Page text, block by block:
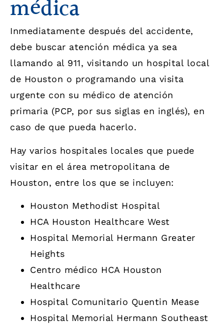
médica
Inmediatamente después del accidente,
debe buscar atención médica ya sea
llamando al 911, visitando un hospital local
de Houston o programando una visita
urgente con su médico de atención
primaria (PCP, por sus siglas en inglés), en
caso de que pueda hacerlo.
Hay varios hospitales locales que puede
visitar en el área metropolitana de
Houston, entre los que se incluyen:
Houston Methodist Hospital
HCA Houston Healthcare West
Hospital Memorial Hermann Greater
Heights
Centro médico HCA Houston
Healthcare
Hospital Comunitario Quentin Mease
Hospital Memorial Hermann Southeast